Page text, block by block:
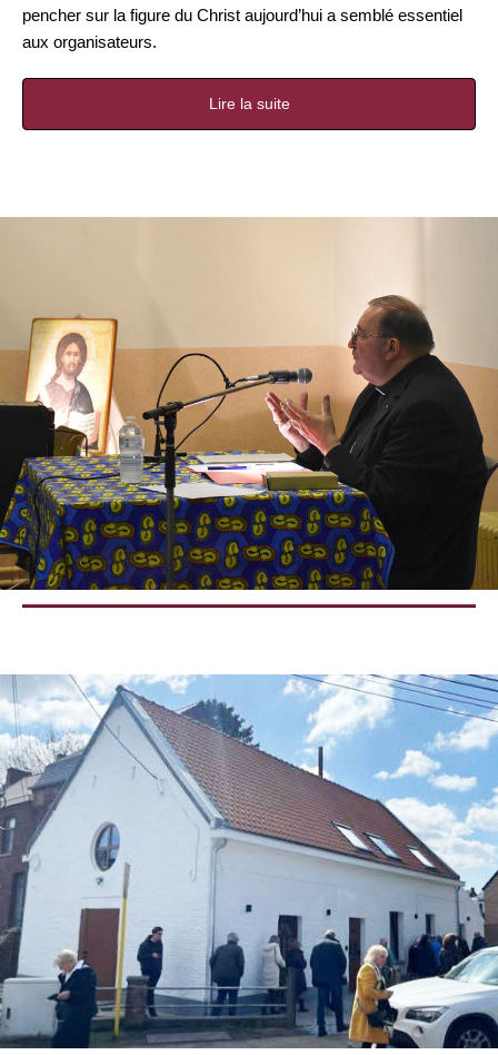
pencher sur la figure du Christ aujourd’hui a semblé essentiel
aux organisateurs.
Lire la suite